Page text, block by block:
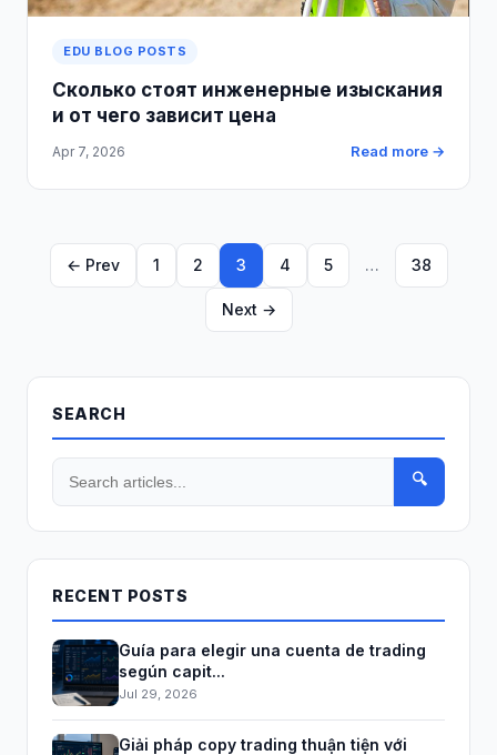
EDU BLOG POSTS
Сколько стоят инженерные изыскания
и от чего зависит цена
Apr 7, 2026 Read more →
← Prev 1 2 3 4 5 … 38
Next →
SEARCH
🔍
RECENT POSTS
Guía para elegir una cuenta de trading
según capit...
Jul 29, 2026
Giải pháp copy trading thuận tiện với